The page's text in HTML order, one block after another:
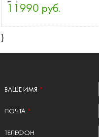
Eglo
11990 руб.
}
ВАШЕ ИМЯ *
ПОЧТА *
ТЕЛЕФОН